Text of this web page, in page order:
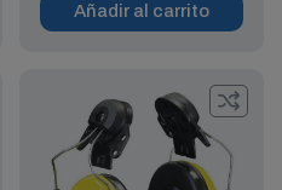
Añadir al carrito